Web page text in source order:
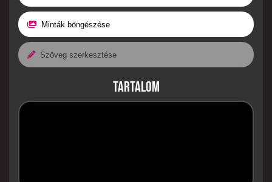
Minták böngészése
Szöveg szerkesztése
Tartalom